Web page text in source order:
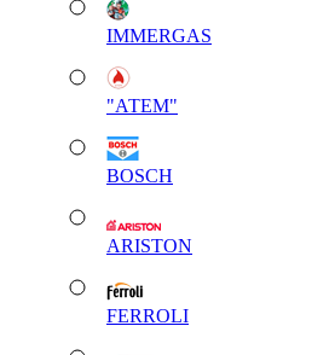
IMMERGAS
"АТЕМ"
BOSCH
ARISTON
FERROLI